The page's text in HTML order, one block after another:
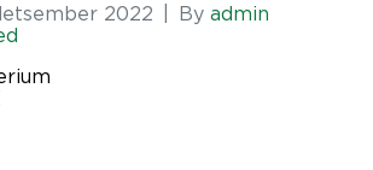
2022 By admin